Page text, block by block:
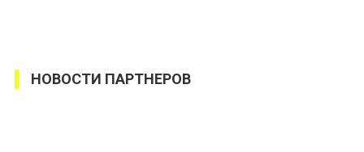
НОВОСТИ ПАРТНЕРОВ